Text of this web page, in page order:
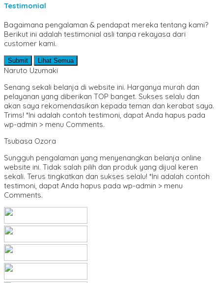
Puisi
Sains & Teknologi
SD/ MI
Sejarah & Biografi
Seni & Bahasa Sastra
SMA/ MA
SMP/ MTS
Sosial dan Budaya
Teknik Sipil
Umum & Populer
Testimonial
Bagaimana pengalaman & pendapat mereka tentang kami?
Berikut ini adalah testimonial asli tanpa rekayasa dari
customer kami.
Submit Lihat Semua
Naruto Uzumaki
Senang sekali belanja di website ini. Harganya murah dan
pelayanan yang diberikan TOP banget. Sukses selalu dan
akan saya rekomendasikan kepada teman dan kerabat saya.
Trims! *Ini adalah contoh testimoni, dapat Anda hapus pada
wp-admin > menu Comments.
Tsubasa Ozora
Sungguh pengalaman yang menyenangkan belanja online
website ini. Tidak salah pilih dan produk yang dijual keren
sekali. Terus tingkatkan dan sukses selalu! *Ini adalah contoh
testimoni, dapat Anda hapus pada wp-admin > menu
Comments.